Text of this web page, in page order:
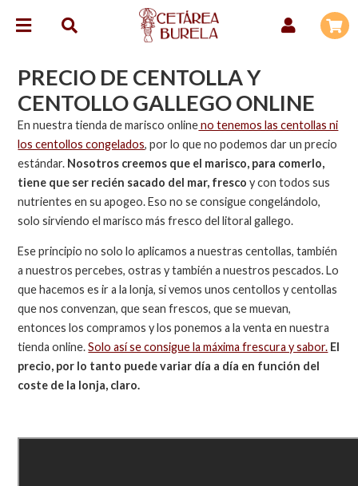
PRECIO DE CENTOLLA Y
CENTOLLO GALLEGO ONLINE
En nuestra tienda de marisco onlineno tenemos las centollas ni
los centollos congelados, por lo que no podemos dar un precio
estándar. Nosotros creemos que el marisco, para comerlo,
tiene que ser recién sacado del mar, fresco y con todos sus
nutrientes en su apogeo. Eso no se consigue congelándolo,
solo sirviendo el marisco más fresco del litoral gallego.
Ese principio no solo lo aplicamos a nuestras centollas, también
a nuestros percebes, ostras y también a nuestros pescados. Lo
que hacemos es ir a la lonja, si vemos unos centollos y centollas
que nos convenzan, que sean frescos, que se muevan,
entonces los compramos y los ponemos a la venta en nuestra
tienda online.Solo así se consigue la máxima frescura y sabor. El
precio, por lo tanto puede variar día a día en función del
coste de la lonja, claro.